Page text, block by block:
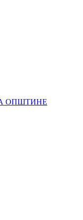
ОПШТИНЕ